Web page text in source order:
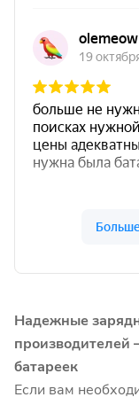
Надежные
производителей
батареек
Если вам